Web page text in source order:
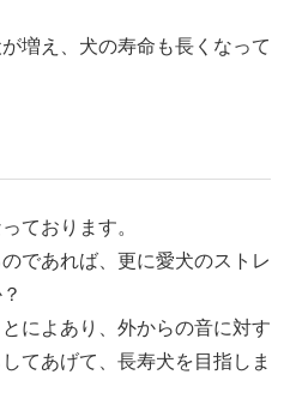
増え、犬の寿命も長くなって
ております。
であれば、更に愛犬のストレ
によあり、外からの音に対す
てあげて、長寿犬を目指しま